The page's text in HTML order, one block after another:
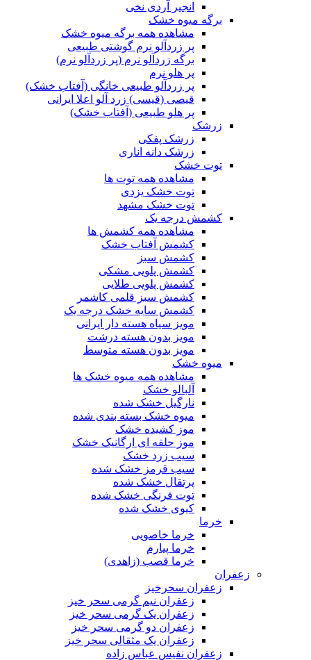
انجیر آردی نخی
برگه میوه خشک
مشاهده همه برگه میوه خشک
پر زردآلو نرم گوشتی طبیعی
برگه زردآلو نرم (پر زردآلو نرم)
پر هلو نرم
پر زردآلو طبیعی خانگی (آفتاب خشک)
قیصی (قیسی) زرد آلو اعلا ایرانی
پر هلو طبیعی (آفتاب خشک)
زرشک
زرشک پفکی
زرشک دانه اناری
توت خشک
مشاهده همه توت ها
توت خشک یزدی
توت خشک مشهد
کشمش درجه یک
مشاهده همه کشمش ها
کشمش آفتاب خشک
کشمش سبز
کشمش پلویی مشکی
کشمش پلویی طلایی
کشمش سبز قلمی کاشمر
کشمش سایه خشک درجه یک
مویز سیاه هسته دار ایرانی
مویز بدون هسته درشت
مویز بدون هسته متوسط
میوه خشک
مشاهده همه میوه خشک ها
آلبالو خشک
نارگیل خشک شده
میوه خشک بسته بندی شده
موز کشیده خشک
موز حلقه ای ارگانیک خشک
سیب زرد خشک
سیب قرمز خشک شده
پرتقال خشک شده
توت فرنگی خشک شده
کیوی خشک شده
خرما
خرما خاصویی
خرما پیارم
خرما قصب (زاهدی)
زعفران
زعفران سحرخیز
زعفران نیم گرمی سحر خیز
زعفران یک گرمی سحر خیز
زعفران دو گرمی سحر خیز
زعفران یک مثقالی سحر خیز
زعفران نفیس عباس زاده